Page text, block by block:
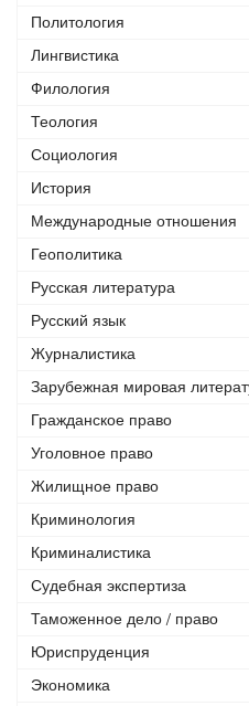
Политология
Лингвистика
Филология
Теология
Социология
История
Международные отношения
Геополитика
Русская литература
Русский язык
Журналистика
Зарубежная мировая
Гражданское право
Уголовное право
Жилищное право
Криминология
Криминалистика
Судебная экспертиза
Таможенное дело / право
Юриспруденция
Экономика